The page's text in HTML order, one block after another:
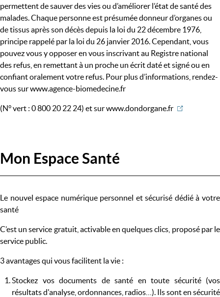
permettent de sauver des vies ou d’améliorer l’état de santé des
malades. Chaque personne est présumée donneur d’organes ou
de tissus après son décès depuis la loi du 22 décembre 1976,
principe rappelé par la loi du 26 janvier 2016. Cependant, vous
pouvez vous y opposer en vous inscrivant au Registre national
des refus, en remettant à un proche un écrit daté et signé ou en
confiant oralement votre refus. Pour plus d’informations, rendez-
vous sur www.agence-biomedecine.fr
(N° vert : 0 800 20 22 24) et surwww.dondorgane.fr
Mon Espace Santé
Le nouvel espace numérique personnel et sécurisé dédié à votre
santé
C’est un service gratuit, activable en quelques clics, proposé par le
service public.
3 avantages qui vous facilitent la vie :
Stockez vos documents de santé en toute sécurité (vos
résultats d'analyse, ordonnances, radios…). Ils sont en sécurité